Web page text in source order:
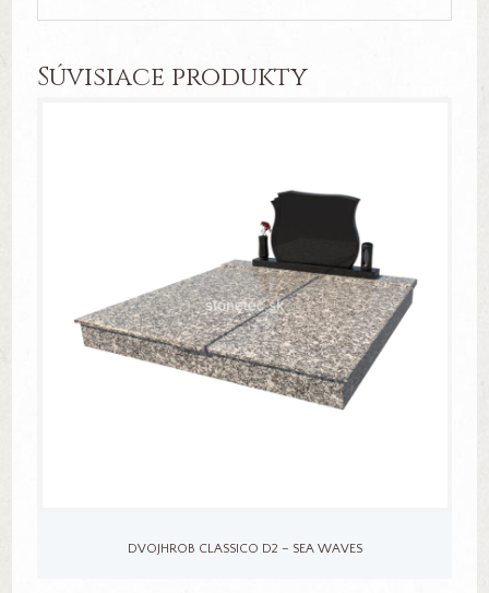
Súvisiace produkty
DVOJHROB CLASSICO D2 – SEA WAVES